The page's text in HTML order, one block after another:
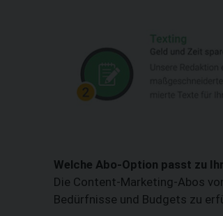
Welche Abo-Option passt zu
Die Content-Marketing-Abos
Bedürfnisse und Budgets zu